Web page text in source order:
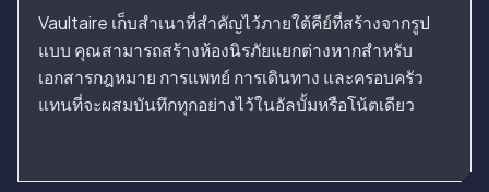
Vaultaire เก็บสำเนาที่สำคัญไว้ภายใต้คีย์ที่สร้างจากรูป
แบบ คุณสามารถสร้างห้องนิรภัยแยกต่างหากสำหรับ
เอกสารกฎหมาย การแพทย์ การเดินทาง และครอบครัว
แทนที่จะผสมบันทึกทุกอย่างไว้ในอัลบั้มหรือโน้ตเดียว